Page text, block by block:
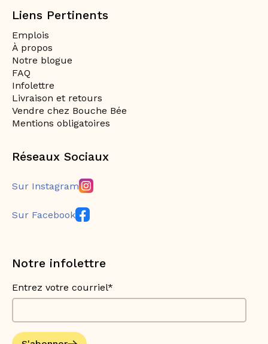
Liens Pertinents
Emplois
À propos
Notre blogue
FAQ
Infolettre
Livraison et retours
Vendre chez Bouche Bée
Mentions obligatoires
Réseaux Sociaux
Sur Instagram
Sur Facebook
Notre infolettre
Entrez votre courriel*